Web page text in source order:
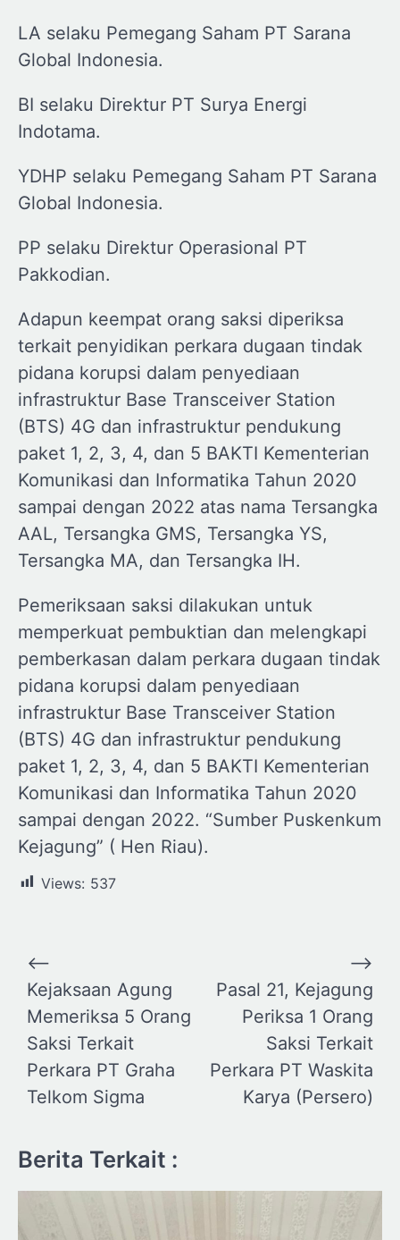
LA selaku Pemegang Saham PT Sarana
Global Indonesia.
BI selaku Direktur PT Surya Energi
Indotama.
YDHP selaku Pemegang Saham PT Sarana
Global Indonesia.
PP selaku Direktur Operasional PT
Pakkodian.
Adapun keempat orang saksi diperiksa
terkait penyidikan perkara dugaan tindak
pidana korupsi dalam penyediaan
infrastruktur Base Transceiver Station
(BTS) 4G dan infrastruktur pendukung
paket 1, 2, 3, 4, dan 5 BAKTI Kementerian
Komunikasi dan Informatika Tahun 2020
sampai dengan 2022 atas nama Tersangka
AAL, Tersangka GMS, Tersangka YS,
Tersangka MA, dan Tersangka IH.
Pemeriksaan saksi dilakukan untuk
memperkuat pembuktian dan melengkapi
pemberkasan dalam perkara dugaan tindak
pidana korupsi dalam penyediaan
infrastruktur Base Transceiver Station
(BTS) 4G dan infrastruktur pendukung
paket 1, 2, 3, 4, dan 5 BAKTI Kementerian
Komunikasi dan Informatika Tahun 2020
sampai dengan 2022. “Sumber Puskenkum
Kejagung” ( Hen Riau).
Views: 537
Navigasi
pos
⟵
Kejaksaan Agung
Memeriksa 5 Orang
Saksi Terkait
Perkara PT Graha
Telkom Sigma
Pasal 21, Kejagung
Periksa 1 Orang
Saksi Terkait
Perkara PT Waskita
Karya (Persero)
⟶
Berita Terkait :